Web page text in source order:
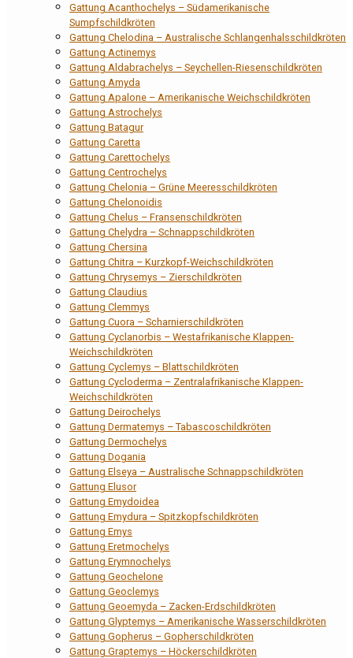
Gattung Acanthochelys – Südamerikanische
Sumpfschildkröten
Gattung Chelodina – Australische Schlangenhalsschildkröten
Gattung Actinemys
Gattung Aldabrachelys – Seychellen-Riesenschildkröten
Gattung Amyda
Gattung Apalone – Amerikanische Weichschildkröten
Gattung Astrochelys
Gattung Batagur
Gattung Caretta
Gattung Carettochelys
Gattung Centrochelys
Gattung Chelonia – Grüne Meeresschildkröten
Gattung Chelonoidis
Gattung Chelus – Fransenschildkröten
Gattung Chelydra – Schnappschildkröten
Gattung Chersina
Gattung Chitra – Kurzkopf-Weichschildkröten
Gattung Chrysemys – Zierschildkröten
Gattung Claudius
Gattung Clemmys
Gattung Cuora – Scharnierschildkröten
Gattung Cyclanorbis – Westafrikanische Klappen-
Weichschildkröten
Gattung Cyclemys – Blattschildkröten
Gattung Cycloderma – Zentralafrikanische Klappen-
Weichschildkröten
Gattung Deirochelys
Gattung Dermatemys – Tabascoschildkröten
Gattung Dermochelys
Gattung Dogania
Gattung Elseya – Australische Schnappschildkröten
Gattung Elusor
Gattung Emydoidea
Gattung Emydura – Spitzkopfschildkröten
Gattung Emys
Gattung Eretmochelys
Gattung Erymnochelys
Gattung Geochelone
Gattung Geoclemys
Gattung Geoemyda – Zacken-Erdschildkröten
Gattung Glyptemys – Amerikanische Wasserschildkröten
Gattung Gopherus – Gopherschildkröten
Gattung Graptemys – Höckerschildkröten